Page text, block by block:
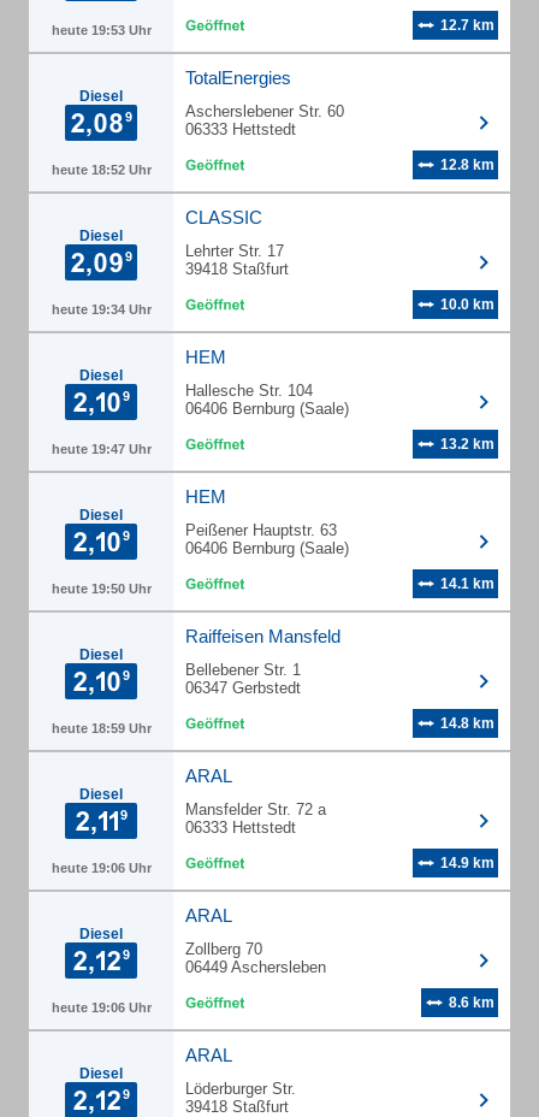
heute 19:53 Uhr 12.7 km
Diesel
heute 18:52 Uhr
TotalEnergies
Ascherslebener Str. 60
06333 Hettstedt
12.8 km
Diesel
heute 19:34 Uhr
CLASSIC
Lehrter Str. 17
39418 Staßfurt
10.0 km
Diesel
heute 19:47 Uhr
HEM
Hallesche Str. 104
06406 Bernburg (Saale)
13.2 km
Diesel
heute 19:50 Uhr
HEM
Peißener Hauptstr. 63
06406 Bernburg (Saale)
14.1 km
Diesel
heute 18:59 Uhr
Raiffeisen Mansfeld
Bellebener Str. 1
06347 Gerbstedt
14.8 km
Diesel
heute 19:06 Uhr
ARAL
Mansfelder Str. 72 a
06333 Hettstedt
14.9 km
Diesel
heute 19:06 Uhr
ARAL
Zollberg 70
06449 Aschersleben
8.6 km
Diesel
ARAL
Löderburger Str.
39418 Staßfurt